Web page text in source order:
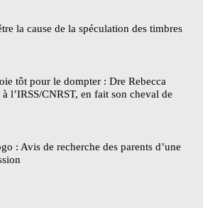
la cause de la spéculation des timbres
tôt pour le dompter : Dre Rebecca
l’IRSS/CNRST, en fait son cheval de
: Avis de recherche des parents d’une